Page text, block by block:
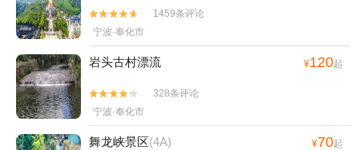


1459条评论
宁波·奉化市
岩头古村漂流 ¥120起


328条评论
宁波·奉化市
舞龙峡景区(4A) ¥70起